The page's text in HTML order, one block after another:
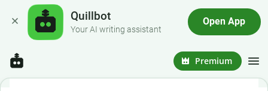
Quillbot
Your AI writing assistant
Open App
Premium